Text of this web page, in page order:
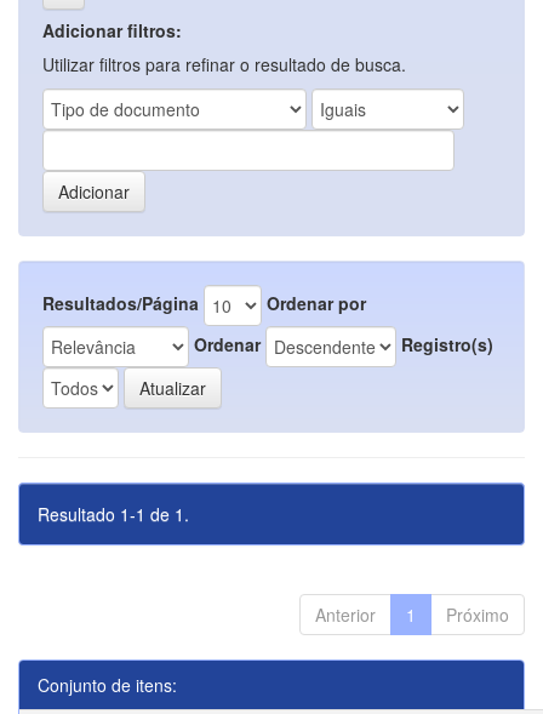
Adicionar filtros:
Utilizar filtros para refinar o resultado de busca.
Resultados/Página
Ordenar por
Ordenar
Registro(s)
Resultado 1-1 de 1.
Anterior 1 Próximo
Conjunto de itens: